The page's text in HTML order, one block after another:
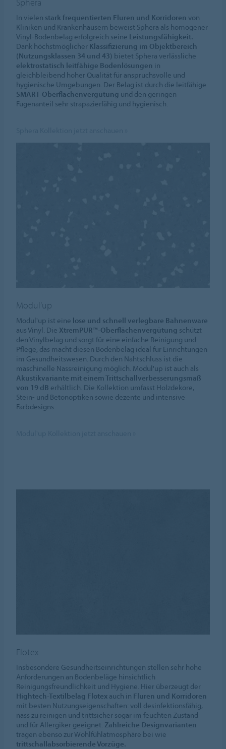
Sphera
In vielen stark frequentierten Fluren und Korridoren von
Kliniken und Krankenhäusern beweist Sphera als homogener
Vinyl-Bodenbelag erfolgreich seine Leistungsfähigkeit.
Dank höchstmöglicher Klassifizierung im Objektbereich
(Nutzungsklassen 34 und 43) bietet Sphera verlässliche
elektrostatisch leitfähige Bodenlösungen in
gleichbleibend hoher Qualität für anspruchsvolle und
hygienische Umgebungen. Der Belag ist durch die leitfähige
SMART-Oberflächenvergütung und den geringen
Fugenanteil sehr strapazierfähig und hygienisch.
Modul’up
Modul'up ist eine lose und schnell verlegbare Bahnenware
aus Vinyl. Die XtremPUR™-Oberflächenvergütung schützt
den Vinylbelag und sorgt für eine einfache Reinigung und
Pflege, das macht diesen Bodenbelag ideal für Einrichtungen
im Gesundheitswesen. Durch den Nahtschluss ist die
maschinelle Nassreinigung möglich. Modul'up ist auch als
Akustikvariante mit einem Trittschallverbesserungsmaß
von 19 dB erhältlich. Die Kollektion umfasst Holzdekore,
Stein- und Betonoptiken sowie dezente und intensive
Farbdesigns.
Flotex
Insbesondere Gesundheitseinrichtungen stellen sehr hohe
Anforderungen an Bodenbeläge hinsichtlich
Reinigungsfreundlichkeit und Hygiene. Hier überzeugt der
Hightech-Textilbelag Flotex auch in Fluren und Korridoren
mit besten Nutzungseigenschaften: voll desinfektionsfähig,
nass zu reinigen und trittsicher sogar im feuchten Zustand
und für Allergiker geeignet. Zahlreiche Designvarianten
tragen ebenso zur Wohlfühlatmosphäre bei wie
trittschallabsorbierende Vorzüge.